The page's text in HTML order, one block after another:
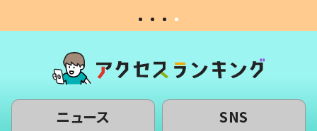
ニュース SNS